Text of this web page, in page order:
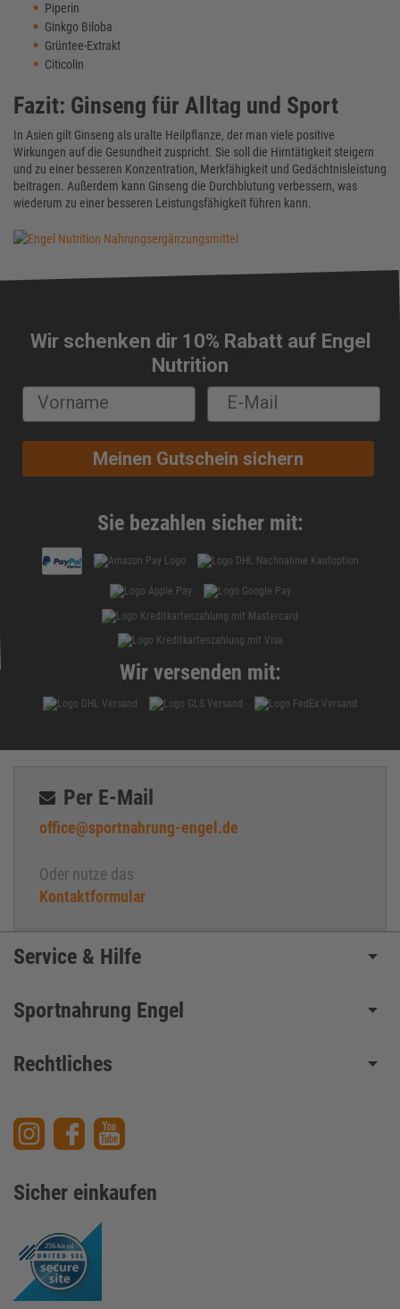
Piperin
Ginkgo Biloba
Grüntee-Extrakt
Citicolin
Fazit: Ginseng für Alltag und Sport
In Asien gilt Ginseng als uralte Heilpflanze, der man viele positive
Wirkungen auf die Gesundheit zuspricht. Sie soll die Hirntätigkeit steigern
und zu einer besseren Konzentration, Merkfähigkeit und Gedächtnisleistung
beitragen. Außerdem kann Ginseng die Durchblutung verbessern, was
wiederum zu einer besseren Leistungsfähigkeit führen kann.
Wir schenken dir 10% Rabatt auf Engel
Nutrition
Meinen Gutschein sichern
Sie bezahlen sicher mit:
Wir versenden mit:
Per E-Mail
office@sportnahrung-engel.de
Oder nutze das
Kontaktformular
Service & Hilfe
Sportnahrung Engel
Rechtliches
Sicher einkaufen